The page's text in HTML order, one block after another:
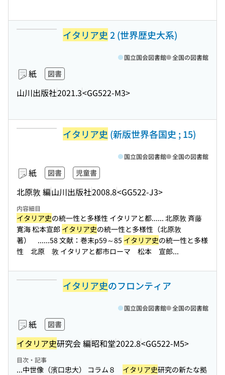
イタリア史 2 (世界歴史大系)
紙 図書
山川出版社2021.3<GG522-M3>
国立国会図書館 全国の図書館
イタリア史 (新版世界各国史 ; 15)
紙 図書 児童書
北原敦 編山川出版社2008.8<GG522-J3>
国立国会図書館 全国の図書館
内容細目
イタリア史の統一性と多様性 イタリアと都...... 北原敦 斉藤
寛海 松本宣郎 イタリア史の統一性と多様性（北原敦
著） ......58 文献：巻末p59～85 イタリア史の統一性と多様
性 北原 敦 イタリアと都市ローマ 松本 宣郎...
イタリア史のフロンティア
紙 図書
イタリア史研究会 編昭和堂2022.8<GG522-M5>
国立国会図書館 全国の図書館
目次・記事
...中世像（濱口忠大） コラム８ イタリア史研究の新たな拠